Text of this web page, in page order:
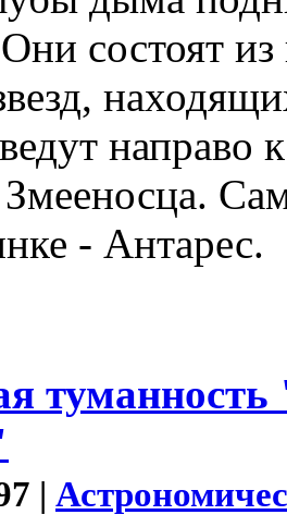
состоят
направо
Змееносца.
- Антарес.
|